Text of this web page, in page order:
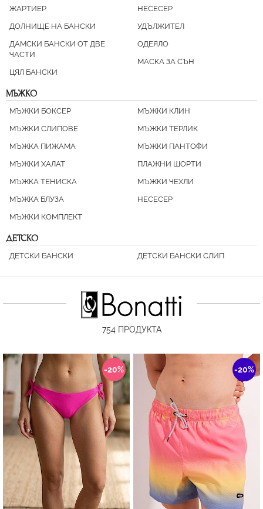
ЖАРТИЕР
ДОЛНИЩE НА БАНСКИ
ДАМСКИ БАНСКИ ОТ ДВЕ
ЧАСТИ
ЦЯЛ БАНСКИ
НЕСЕСЕР
УДЪЛЖИТЕЛ
ОДЕЯЛО
МАСКА ЗА СЪН
МЪЖКО
МЪЖКИ БОКСЕР
МЪЖКИ СЛИПОВЕ
МЪЖКА ПИЖАМА
МЪЖКИ ХАЛАТ
МЪЖКА ТЕНИСКА
МЪЖКА БЛУЗА
МЪЖКИ КОМПЛЕКТ
МЪЖКИ КЛИН
МЪЖКИ ТЕРЛИК
МЪЖКИ ПАНТОФИ
ПЛАЖНИ ШОРТИ
МЪЖКИ ЧЕХЛИ
НЕСЕСЕР
ДЕТСКО
ДЕТСКИ БАНСКИ ДЕТСКИ БАНСКИ СЛИП
754ПРОДУКТА
-20% -20%